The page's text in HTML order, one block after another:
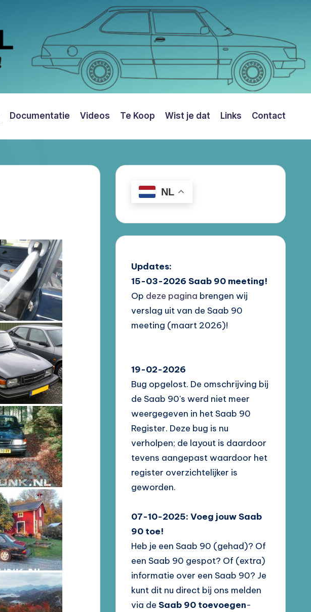
Documentatie Videos Te Koop Wist je dat Links Contact
NL
Updates:
15-03-2026 Saab 90 meeting!
Op deze pagina brengen wij
verslag uit van de Saab 90
meeting (maart 2026)!
19-02-2026
Bug opgelost. De omschrijving bij
de Saab 90's werd niet meer
weergegeven in het Saab 90
Register. Deze bug is nu
verholpen; de layout is daardoor
tevens aangepast waardoor het
register overzichtelijker is
geworden.
07-10-2025: Voeg jouw Saab
90 toe!
Heb je een Saab 90 (gehad)? Of
een Saab 90 gespot? Of (extra)
informatie over een Saab 90? Je
kunt dit nu direct bij ons melden
via deSaab 90 toevoegen-